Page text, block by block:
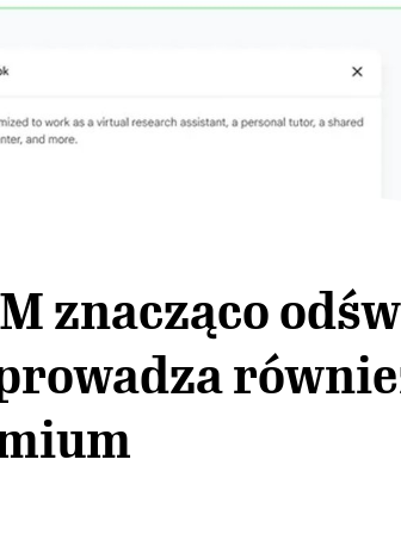
znacząco